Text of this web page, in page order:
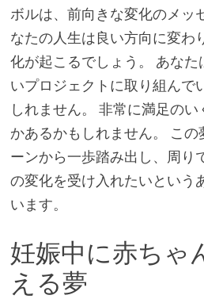
ボルは、前向きな変化のメッ
なたの人生は良い方向に変わ
化が起こるでしょう。 あなた
いプロジェクトに取り組んで
しれません。 非常に満足の
かあるかもしれません。 こ
ーンから一歩踏み出し、周り
の変化を受け入れたいという
います。
妊娠中に赤ちゃ
える夢